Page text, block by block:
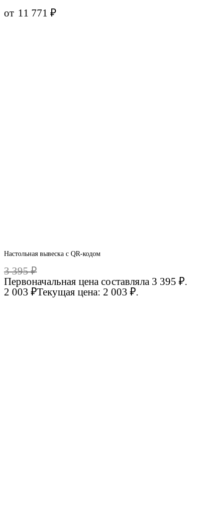
от 11 771₽
Настольная вывеска с QR-кодом
3 395₽
Первоначальная цена составляла 3 395 ₽.
2 003 ₽Текущая цена: 2 003 ₽.